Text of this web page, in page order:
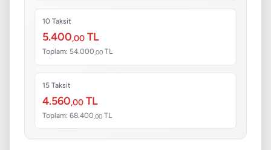
10 Taksit
5.400,00 TL
Toplam: 54.000,00 TL
15 Taksit
4.560,00 TL
Toplam: 68.400 ,00 TL